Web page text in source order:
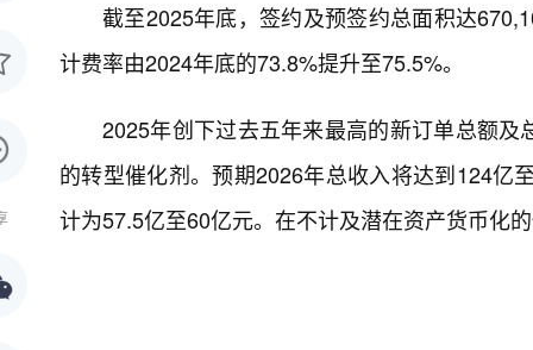
截至2025年底，签约及预签约总面积达
计费率由2024年底的73.8%提升至75.5%。
2025年创下过去五年来最高的新订单总额
的转型催化剂。预期2026年总收入将达到124亿
计为57.5亿至60亿元。在不计及潜在资产货币化